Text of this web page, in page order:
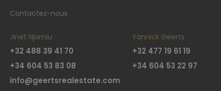
Contactez-nous
Jinet Njamiu
+32 488 39 41 70
+34 604 53 83 08
info@geertsrealestate.com
Yannick Geerts
+32 477 19 61 19
+34 604 53 22 97